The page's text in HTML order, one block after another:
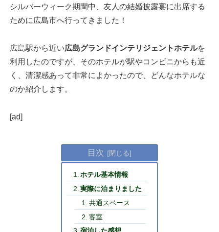
シルバーウィーク期間中、友人の結婚披露宴に出席する
ために広島市へ行ってきました！
広島駅から近い広島グランドインテリジェントホテルを
利用したのですが、そのホテルが駅やコンビニからも近
く、清潔感あって非常によかったので、どんなホテルな
のか紹介します。
[ad]
目次
ホテル基本情報
実際に泊まりました
共通スペース
客室